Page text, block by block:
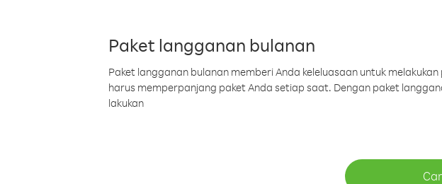
Paket langganan bulanan
Paket langganan bulanan memberi Anda keleluasaan untuk
harus memperpanjang paket Anda setiap saat. Dengan paket
lakukan